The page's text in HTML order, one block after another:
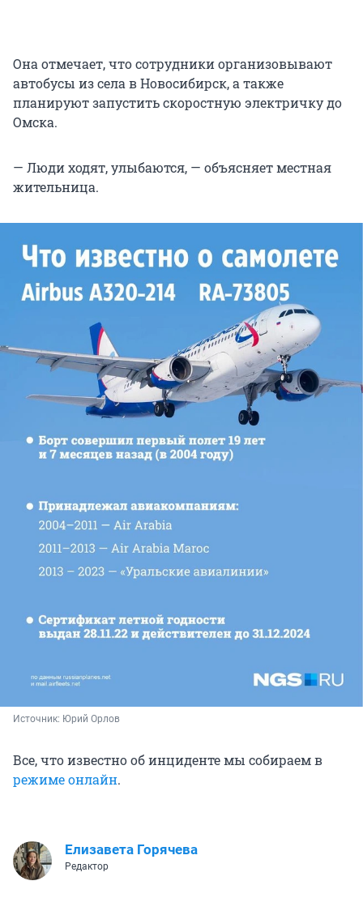
Она отмечает, что сотрудники организовывают
автобусы из села в Новосибирск, а также
планируют запустить скоростную электричку до
Омска.
— Люди ходят, улыбаются, — объясняет местная
жительница.
Источник: Юрий Орлов
Все, что известно об инциденте мы собираем в
режиме онлайн.
Елизавета Горячева
Редактор